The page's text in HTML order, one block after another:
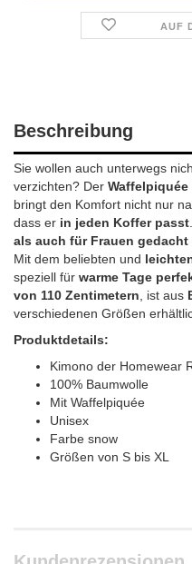
AUF
Beschreibung
Sie wollen auch unterwegs
verzichten? Der Waffelpiquée
bringt den Komfort nicht nur
dass er in jeden Koffer passt
als auch für Frauen gedacht
Mit dem beliebten und
speziell für warme Tage
von 110 Zentimetern , ist aus
verschiedenen Größen
Produktdetails:
Kimono der Homewear
100% Baumwolle
Mit Waffelpiquée
Unisex
Farbe snow
Größen von S bis XL